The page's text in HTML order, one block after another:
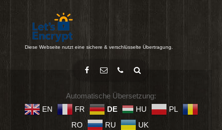
Diese Webseite nutzt eine sichere & verschlüsselte Übertragung.
Automatische Übersetzung:
EN
FR DE HU
PL
RO
RU UK